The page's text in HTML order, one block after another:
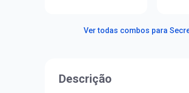
Ver todas combos para
Descrição